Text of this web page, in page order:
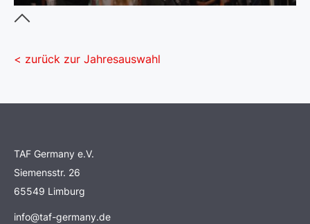
< zurück zur Jahresauswahl
TAF Germany e.V.
Siemensstr. 26
65549 Limburg
info@taf-germany.de